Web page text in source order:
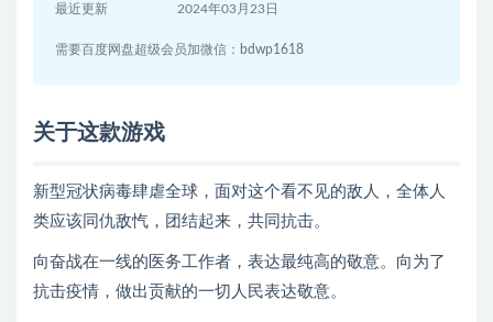
最近更新 2024年03月23日
需要百度网盘超级会员加微信：bdwp1618
关于这款游戏
新型冠状病毒肆虐全球，面对这个看不见的敌人，全体人
类应该同仇敌忾，团结起来，共同抗击。
向奋战在一线的医务工作者，表达最纯高的敬意。向为了
抗击疫情，做出贡献的一切人民表达敬意。